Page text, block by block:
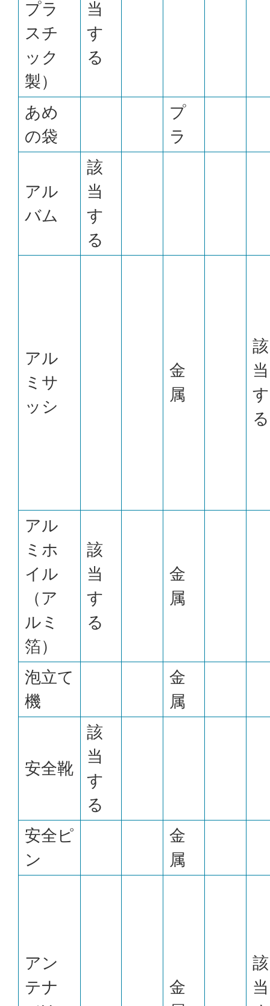
プラ
スチ
ック
製）
当
す
る
あめ
の袋
プ
ラ
アル
バム
該
当
す
る
アル
ミサ
ッシ
金
属
該
当
す
る
アル
ミホ
イル
（ア
ルミ
箔）
該
当
す
る
金
属
泡立て
機
金
属
安全靴
該
当
す
る
安全ピ
ン
金
属
アン
テナ
金
該
当